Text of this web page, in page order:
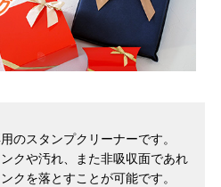
のスタンプクリーナーです。
クや汚れ、また非吸収面であれ
クを落とすことが可能です。